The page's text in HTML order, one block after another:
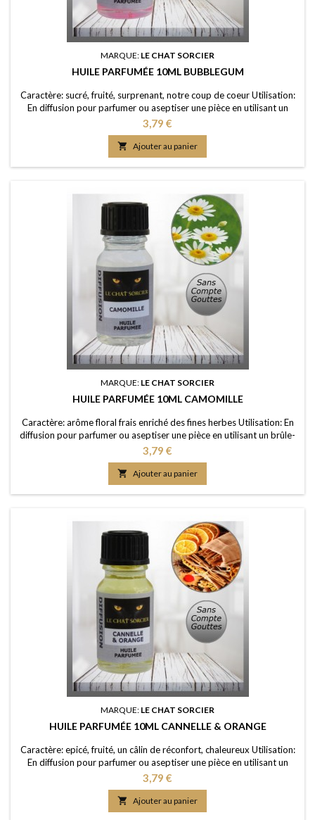
MARQUE: LE CHAT SORCIER
HUILE PARFUMÉE 10ML BUBBLEGUM
Caractère: sucré, fruité, surprenant, notre coup de coeur Utilisation:
En diffusion pour parfumer ou aseptiser une pièce en utilisant un
brûle-parfum ou un diffuseur (diluée dans de l'eau); dans un pot-
pourri ou sur les fleurs séchées; en ajoutant à vos lessives ou votre
eau de ménage Elaboration: Une huile de parfum de première
qualité, portée dans une...
Prix
3,79 €
 Ajouter au panier
MARQUE: LE CHAT SORCIER
HUILE PARFUMÉE 10ML CAMOMILLE
Caractère: arôme floral frais enriché des fines herbes Utilisation: En
diffusion pour parfumer ou aseptiser une pièce en utilisant un brûle-
parfum ou un diffuseur (diluée dans de l'eau); dans un pot-pourri ou
sur les fleurs séchées; en ajoutant à vos lessives ou votre eau de
ménage Elaboration: Une huile de parfum de première qualité,
portée dans une...
Prix
3,79 €
 Ajouter au panier
MARQUE: LE CHAT SORCIER
HUILE PARFUMÉE 10ML CANNELLE & ORANGE
Caractère: epicé, fruité, un câlin de réconfort, chaleureux Utilisation:
En diffusion pour parfumer ou aseptiser une pièce en utilisant un
brûle-parfum ou un diffuseur (diluée dans de l'eau); dans un pot-
pourri ou sur les fleurs séchées; en ajoutant à vos lessives ou votre
eau de ménage Elaboration: Une huile de parfum de première
qualité, portée dans...
Prix
3,79 €
 Ajouter au panier